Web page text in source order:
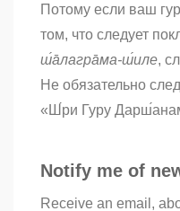
Потому если ваш
том, что следует
ш́а̄лагра̄ма-ш́иле,
Не обязательно
«Ш́ри Гуру
Notify me of
Receive an email,